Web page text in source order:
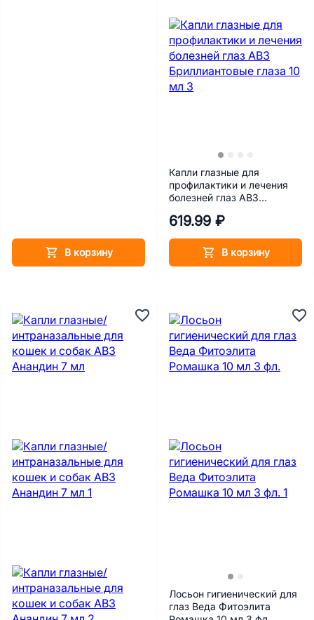
В корзину
Капли глазные для
профилактики и лечения
болезней глаз АВЗ
619.99 ₽
В корзину
Лосьон гигиенический для
глаз Веда Фитоэлита